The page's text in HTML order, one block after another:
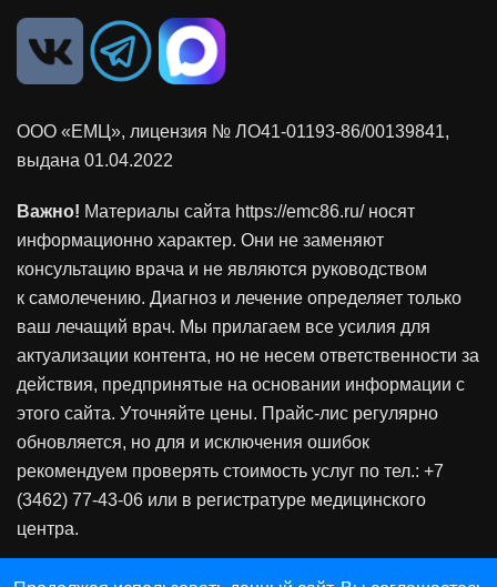
ООО «ЕМЦ», лицензия № ЛО41-01193-86/00139841,
выдана 01.04.2022
Важно! Материалы сайта https://emc86.ru/ носят
информационно характер. Они не заменяют
консультацию врача и не являются руководством
к самолечению. Диагноз и лечение определяет только
ваш лечащий врач. Мы прилагаем все усилия для
актуализации контента, но не несем ответственности за
действия, предпринятые на основании информации с
этого сайта. Уточняйте цены. Прайс-лис регулярно
обновляется, но для и исключения ошибок
рекомендуем проверять стоимость услуг по тел.: +7
(3462) 77-43-06 или в регистратуре медицинского
центра.